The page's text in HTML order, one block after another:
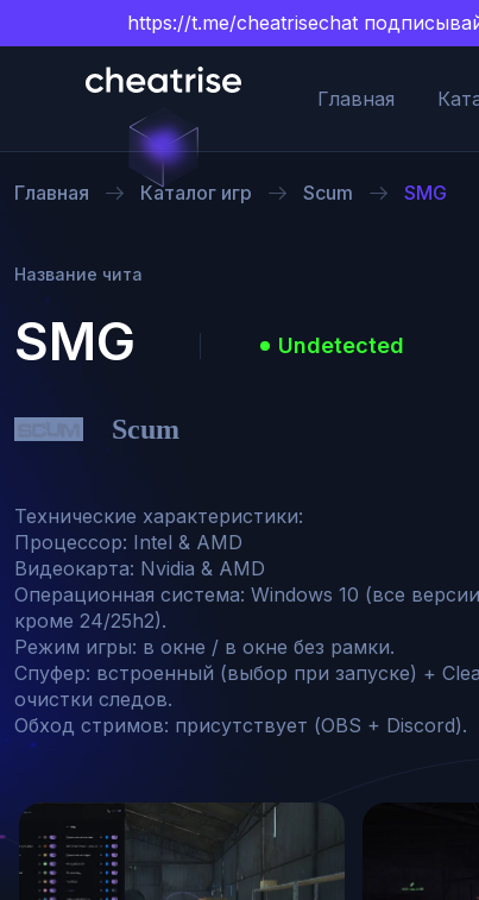
https://t.me/cheatrisechat
Главная
Главная Каталог игр Scum SMG
Название чита
SMG Undetected
Scum
Технические характеристики:
Процессор: Intel & AMD
Видеокарта: Nvidia & AMD
Операционная система: Windows 10 (все
кроме 24/25h2).
Режим игры: в окне / в окне без рамки.
Спуфер: встроенный (выбор при запуске) +
очистки следов.
Обход стримов: присутствует (OBS + Discord).